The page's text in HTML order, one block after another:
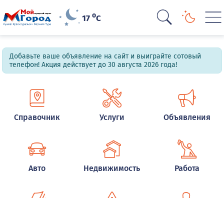
17oC
Добавьте ваше объявление на сайт и выиграйте сотовый
телефон! Акция действует до 30 августа 2026 года!
Справочник Услуги Объявления
Авто Недвижимость Работа